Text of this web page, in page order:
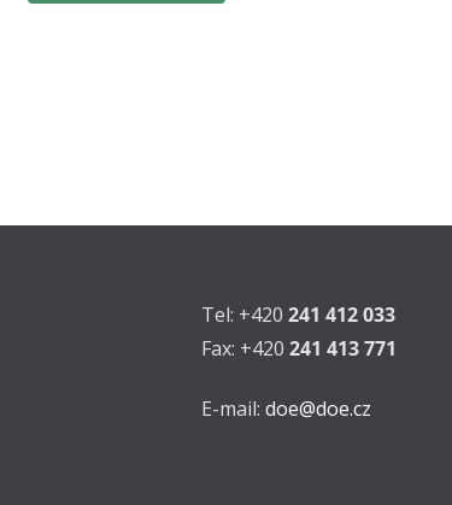
Tel: +420 241 412 033
Fax: +420 241 413 771
E-mail: doe@doe.cz